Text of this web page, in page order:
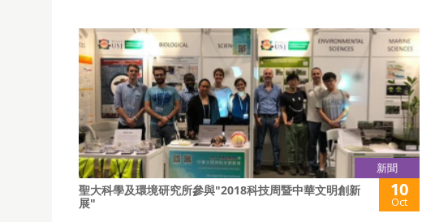
新聞
聖大科學及環境研究所參與"2018科技周暨中華文明創新
展"
10
Oct